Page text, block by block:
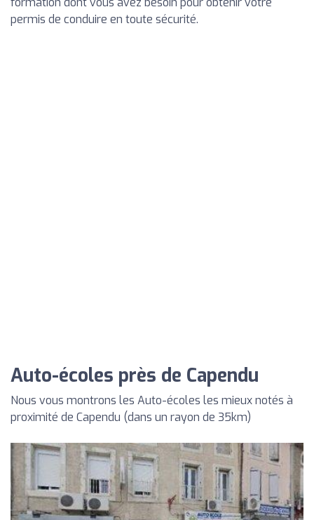
permis de conduire en toute sécurité.
Auto-écoles près de Capendu
Nous vous montrons les Auto-écoles les mieux notés à
proximité de Capendu (dans un rayon de 35km)